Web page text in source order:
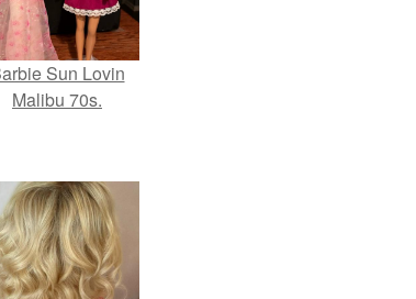
Sun Lovin
Malibu 70s.